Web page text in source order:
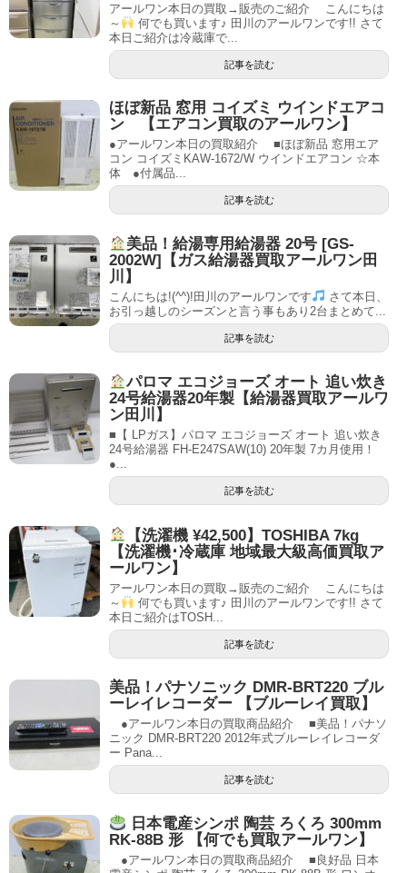
アールワン本日の買取→販売のご紹介 こんにちは
～
何でも買います♪ 田川のアールワンです!! さて
本日ご紹介は冷蔵庫で...
記事を読む
ほぼ新品 窓用 コイズミ ウインドエアコ
ン 【エアコン買取のアールワン】
●アールワン本日の買取紹介 ■ほぼ新品 窓用エア
コン コイズミKAW-1672/W ウインドエアコン ☆本
体 ●付属品...
記事を読む
美品！給湯専用給湯器 20号 [GS-
2002W]【ガス給湯器買取アールワン田
川】
こんにちは!(^^)!田川のアールワンです
さて本日、
お引っ越しのシーズンと言う事もあり2台まとめて...
記事を読む
パロマ エコジョーズ オート 追い炊き
24号給湯器20年製【給湯器買取アールワ
ン田川】
■【 LPガス】パロマ エコジョーズ オート 追い炊き
24号給湯器 FH-E247SAW(10) 20年製 7カ月使用！
●...
記事を読む
【洗濯機 ¥42,500】TOSHIBA 7kg
【洗濯機･冷蔵庫 地域最大級高価買取ア
ールワン】
アールワン本日の買取→販売のご紹介 こんにちは
～
何でも買います♪ 田川のアールワンです!! さて
本日ご紹介はTOSH...
記事を読む
美品！パナソニック DMR-BRT220 ブル
ーレイレコーダー 【ブルーレイ買取】
●アールワン本日の買取商品紹介 ■美品！パナソ
ニック DMR-BRT220 2012年式ブルーレイレコーダ
ー Pana...
記事を読む
日本電産シンポ 陶芸 ろくろ 300mm
RK-88B 形 【何でも買取アールワン】
●アールワン本日の買取商品紹介 ■良好品 日本